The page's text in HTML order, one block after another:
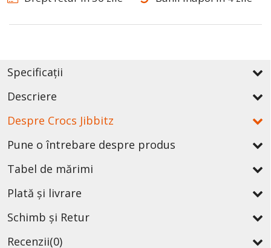
Specificații
Descriere
Despre Crocs Jibbitz
Pune o întrebare despre produs
Tabel de mărimi
Plată și livrare
Schimb și Retur
Recenzii(0)